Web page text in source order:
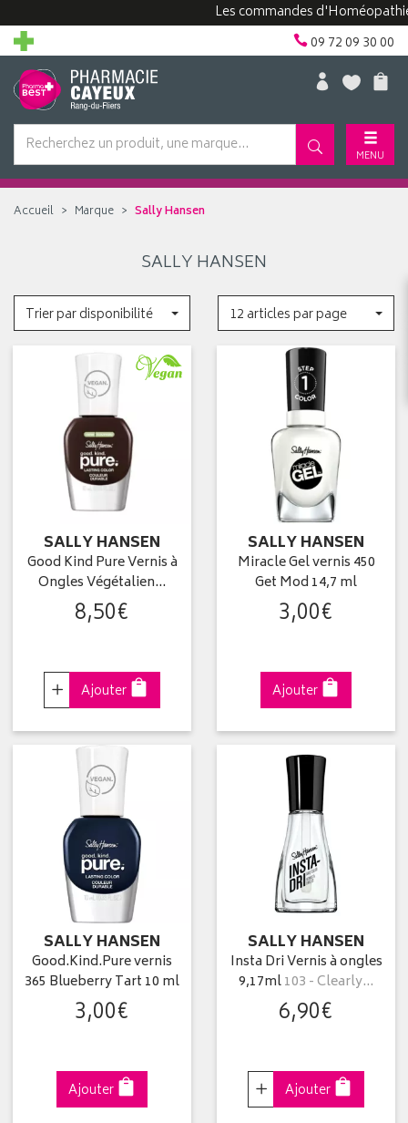
Les commandes
09 72 09 30 00
MENU
Accueil Marque Sally Hansen
SALLY HANSEN
Trier par disponibilité 12 articles par page
SALLY HANSEN
Good Kind Pure Vernis à
Ongles Végétalien…
8,50€
Choisir
Ajouter
SALLY HANSEN
Miracle Gel vernis 450
Get Mod 14,7 ml
3,00€
Ajouter
SALLY HANSEN
Good.Kind.Pure vernis
365 Blueberry Tart 10 ml
3,00€
Ajouter
SALLY HANSEN
Insta Dri Vernis à ongles
9,17ml103 - Clearly…
6,90€
Choisir
Ajouter